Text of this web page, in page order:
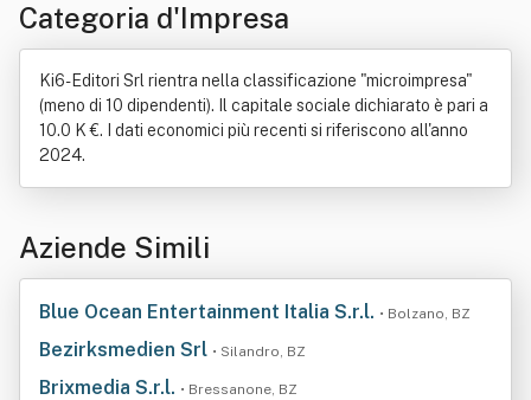
Categoria d'Impresa
Ki6-Editori Srl rientra nella classificazione "microimpresa"
(meno di 10 dipendenti). Il capitale sociale dichiarato è pari a
10.0 K €. I dati economici più recenti si riferiscono all'anno
2024.
Aziende Simili
Blue Ocean Entertainment Italia S.r.l. • Bolzano, BZ
Bezirksmedien Srl • Silandro, BZ
Brixmedia S.r.l. • Bressanone, BZ